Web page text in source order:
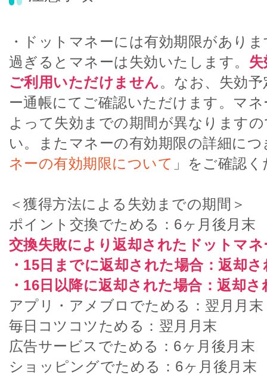
・ドットマネーには有効期限があり
過ぎるとマネーは失効いたします。
ご利用いただけません。なお、失効
ー通帳にてご確認いただけます。マ
よって失効までの期間が異なります
い。またマネーの有効期限の詳細に
ネーの有効期限について 」をご確認
＜獲得方法による失効までの期間＞
ポイント交換でためる：6ヶ月後月末
交換失敗により返却されたドットマネ
・15日までに返却された場合：返却
・16日以降に返却された場合：返却
アプリ・アメブロでためる：翌月月末
毎日コツコツためる：翌月月末
広告サービスでためる：6ヶ月後月末
ショッピングでためる：6ヶ月後月末